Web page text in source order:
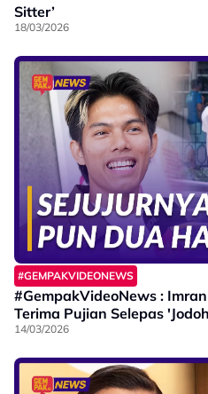
Sitter’
18/03/2026
#GEMPAKVIDEONEWS
#GempakVideoNews :
Terima Pujian Selepas
14/03/2026